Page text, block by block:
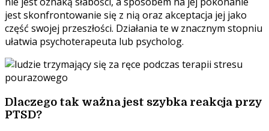
jest skonfrontowanie się z nią oraz akceptacja jej jako
część swojej przeszłości. Działania te w znacznym stopniu
ułatwia psychoterapeuta lub psycholog.
Dlaczego tak ważna jest szybka reakcja przy
PTSD?